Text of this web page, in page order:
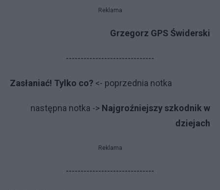
Reklama
Grzegorz GPS Świderski
------------------------------
Zasłaniać! Tylko co? <- poprzednia notka
następna notka -> Najgroźniejszy szkodnik w
dziejach
Reklama
------------------------------